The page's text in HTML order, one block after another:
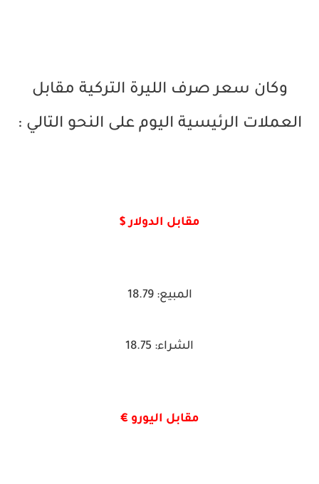
وكان سعر صرف الليرة التركية مقابل
العملات الرئيسية اليوم على النحو التالي :
مقابل الدولار $
المبيع: 18.79
الشراء: 18.75
مقابل اليورو €